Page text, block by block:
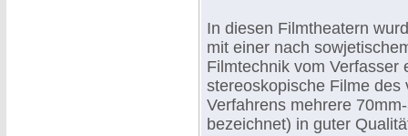
In diesen Filmtheatern
mit einer nach
Filmtechnik vom Verfasser
stereoskopische Filme
Verfahrens mehrere
bezeichnet) in guter